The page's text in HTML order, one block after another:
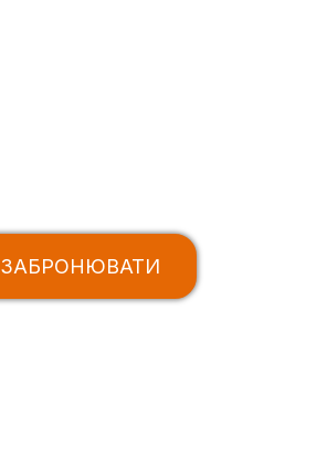
ЗАБРОНЮВАТИ